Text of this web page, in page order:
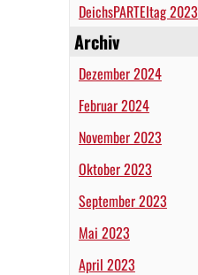
DeichsPARTEItag 2023
Archiv
Dezember 2024
Februar 2024
November 2023
Oktober 2023
September 2023
Mai 2023
April 2023